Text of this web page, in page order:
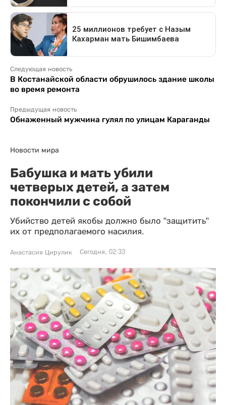
Следующая новость
В Костанайской области обрушилось здание школы
во время ремонта
Предыдущая новость
Обнаженный мужчина гулял по улицам Караганды
Новости мира
Бабушка и мать убили
четверых детей, а затем
покончили с собой
Убийство детей якобы должно было "защитить"
их от предполагаемого насилия.
Анастасия Цирулик Сегодня, 02:33